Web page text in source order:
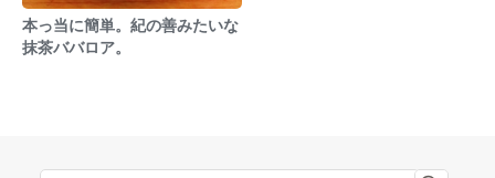
本っ当に簡単。紀の善みたいな
抹茶ババロア。